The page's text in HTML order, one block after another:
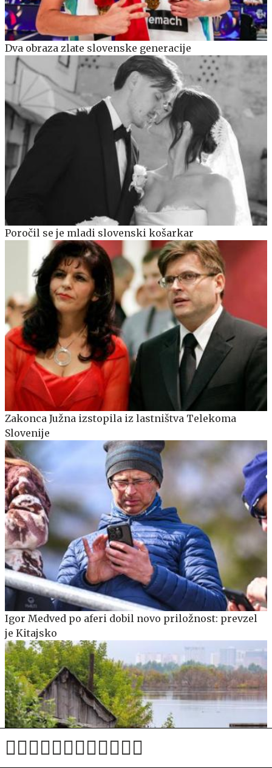
Dva obraza zlate slovenske generacije
Poročil se je mladi slovenski košarkar
Zakonca Južna izstopila iz lastništva Telekoma
Slovenije
Igor Medved po aferi dobil novo priložnost: prevzel
je Kitajsko